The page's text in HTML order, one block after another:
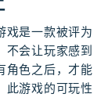
戏是一款被评为
会让玩家感到
角色之后，才能
此游戏的可玩性